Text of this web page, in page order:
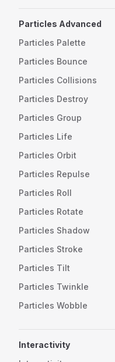
Particles Advanced
Particles Palette
Particles Bounce
Particles Collisions
Particles Destroy
Particles Group
Particles Life
Particles Orbit
Particles Repulse
Particles Roll
Particles Rotate
Particles Shadow
Particles Stroke
Particles Tilt
Particles Twinkle
Particles Wobble
Interactivity